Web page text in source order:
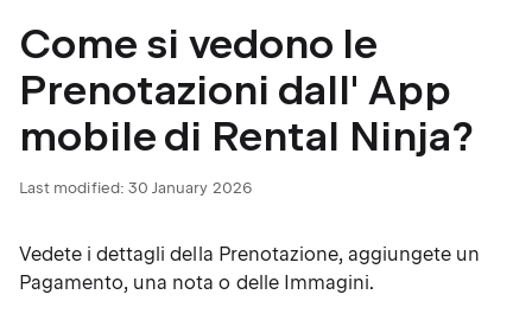
Come si vedono le
Prenotazioni dall' App
mobile di Rental Ninja?
Last modified: 30 January 2026
Vedete i dettagli della Prenotazione, aggiungete un
Pagamento, una nota o delle Immagini.